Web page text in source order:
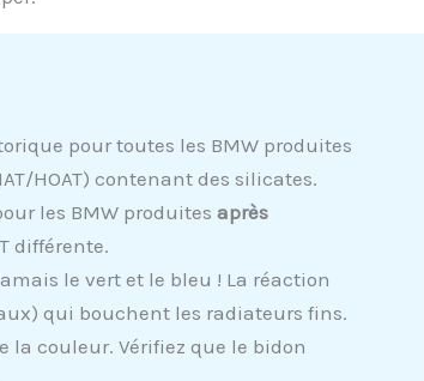
pour toutes les BMW produites
HOAT) contenant des silicates.
les BMW produitesaprès
différente.
le vert et le bleu ! La réaction
qui bouchent les radiateurs fins.
la couleur. Vérifiez que le bidon